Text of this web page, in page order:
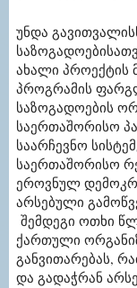
უნდა
ახალი პროექტის
პროგრამის
საზოგადოების
საერთაშორისო
საარჩევნო
საერთაშორისო
ეროვნულ
არსებული
შემდეგი ოთხი
ქართული
განვითარებას,
და გადაჭრან